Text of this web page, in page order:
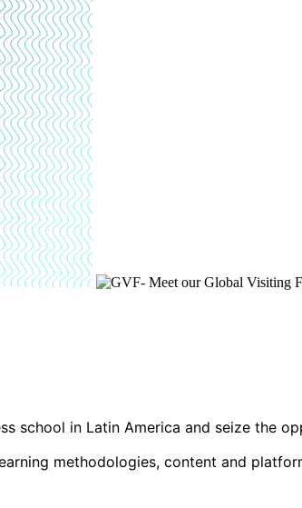
school in Latin America and seize the
methodologies, content and